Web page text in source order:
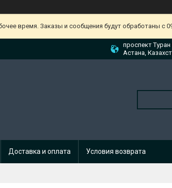
время. Заказы и сообщения будут обработаны с
проспект
Астана,
Доставка и оплата Условия возврата